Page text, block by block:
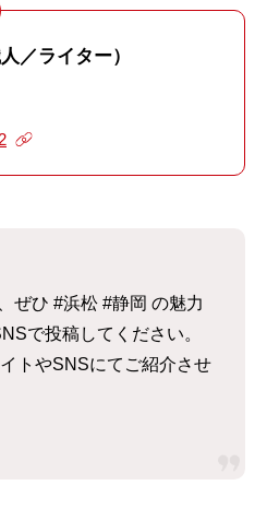
／ライター）
ぜひ #浜松 #静岡 の魅力
で投稿してください。
トやSNSにてご紹介させ